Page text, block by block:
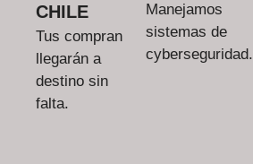
CHILE
Tus compran
llegarán a
destino sin
falta.
Manejamos
sistemas de
cyberseguridad.